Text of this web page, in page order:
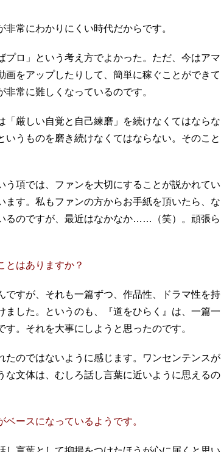
常にわかりにくい時代だからです。
ロ」という考え方でよかった。ただ、今はアマ
をアップしたりして、簡単に稼ぐことができて
常に難しくなっているのです。
「厳しい自覚と自己練磨」を続けなくてはならな
うものを磨き続けなくてはならない。そのこと
う項では、ファンを大切にすることが説かれてい
ます。私もファンの方からお手紙を頂いたら、な
るのですが、最近はなかなか……（笑）。頑張ら
はありますか？
ですが、それも一篇ずつ、作品性、ドラマ性を持
ました。というのも、『道をひらく』は、一篇一
。それを大事にしようと思ったのです。
たのではないように感じます。ワンセンテンスが
な文体は、むしろ話し言葉に近いように思えるの
ースになっているようです。